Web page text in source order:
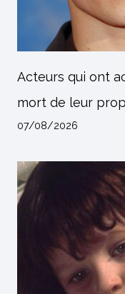
Acteurs qui ont
mort de leur
07/08/2026